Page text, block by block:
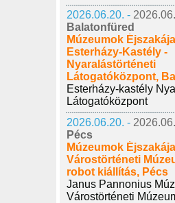
2026.06.20. -
Balatonfüred
Múzeumok
Esterházy-Kastély -
Nyaralástörténeti
Látogatóközpont,
Esterházy-kastély
Látogatóközpont
2026.06.20. -
Pécs
Múzeumok
Várostörténeti
robot kiállítás, Pécs
Janus Pannonius
Várostörténeti